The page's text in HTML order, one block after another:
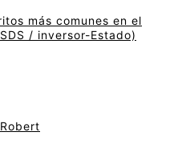
más comunes en el
/ inversor-Estado)